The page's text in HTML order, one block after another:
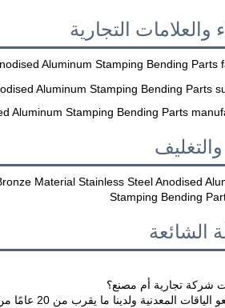
والعلامات التجارية
والتغليف
الشائعة
المعدنية ولدينا ما يقرب من 20 عامًا من الخبرة في الإنتاج